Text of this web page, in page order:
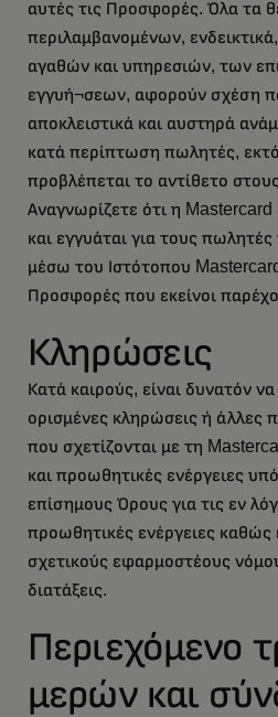
αυτές τις Προσφορές. Όλα τα
περιλαμβανομένων,
αγαθών και υπηρεσιών, των
εγγυή¬σεων, αφορούν σχέση
αποκλειστικά και αυστηρά
κατά περίπτωση πωλητές,
προβλέπεται το αντίθετο
Αναγνωρίζετε ότι η Mastercard
και εγγυάται για τους πωλητές
μέσω του Ιστότοπου
Προσφορές που εκείνοι
Κληρώσεις
Κατά καιρούς, είναι δυνατόν
ορισμένες κληρώσεις ή άλλες
που σχετίζονται με τη
και προωθητικές ενέργειες
επίσημους Όρους για τις εν
προωθητικές ενέργειες καθώς
σχετικούς εφαρμοστέους
διατάξεις.
Περιεχόμενο
μερών και